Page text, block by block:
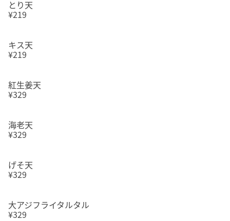
とり天
¥219
キス天
¥219
紅生姜天
¥329
海老天
¥329
げそ天
¥329
大アジフライタルタル
¥329